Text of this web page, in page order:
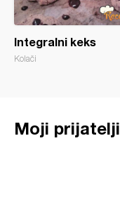
Integralni keks
Kolači
Moji prijatelji